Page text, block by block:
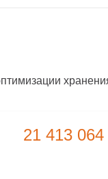
21 413 064